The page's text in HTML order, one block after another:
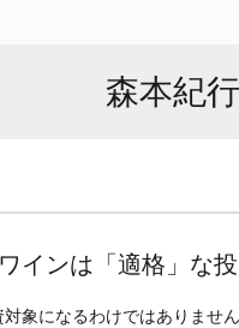
森本紀
インは「適格」な
対象になるわけではありませ